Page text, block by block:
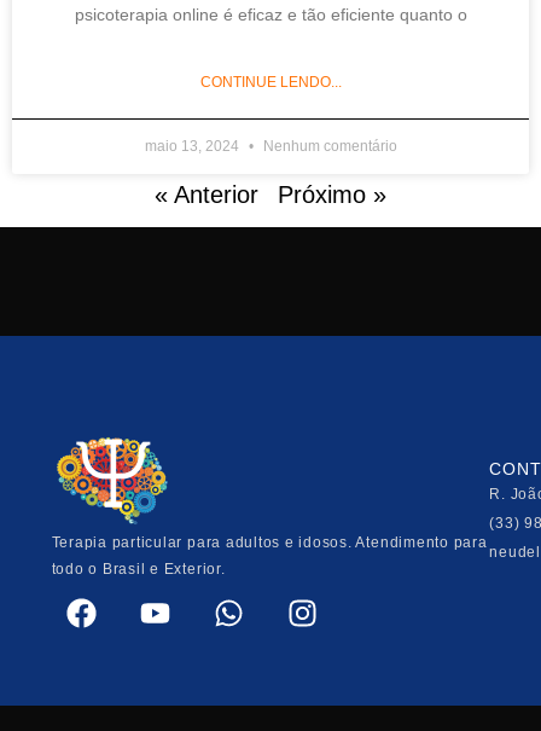
psicoterapia online é eficaz e tão eficiente quanto o
CONTINUE LENDO...
maio 13, 2024 Nenhum comentário
« Anterior Próximo »
Terapia particular para adultos e idosos. Atendimento para
todo o Brasil e Exterior.
R.
(33)